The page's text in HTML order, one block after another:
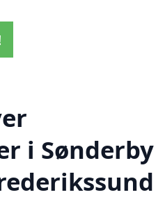
i Sønderby